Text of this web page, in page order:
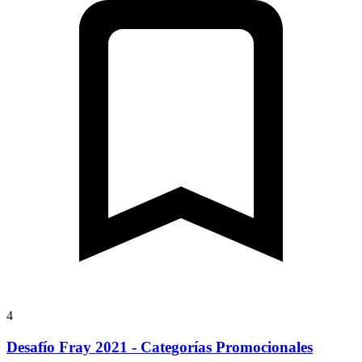
4
Desafío Fray 2021 - Categorías Promocionales